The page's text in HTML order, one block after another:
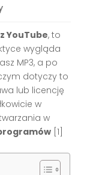
YouTube, to
wygląda
MP3, a po
dotyczy to
lub licencję
w
w
[1]